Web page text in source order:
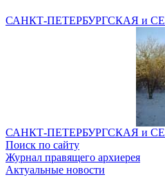
САНКТ-ПЕТЕРБУРГСКАЯ и
САНКТ-ПЕТЕРБУРГСКАЯ и
Поиск по сайту
Журнал правящего архиерея
Актуальные новости